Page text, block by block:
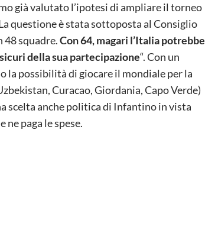
già valutato l’ipotesi di ampliare il torneo
questione è stata sottoposta al Consiglio
48 squadre.Con 64, magari l’Italia potrebbe
della sua partecipazione“. Con un
la possibilità di giocare il mondiale per la
Curacao, Giordania, Capo Verde)
scelta anche politica di Infantino in vista
paga le spese.